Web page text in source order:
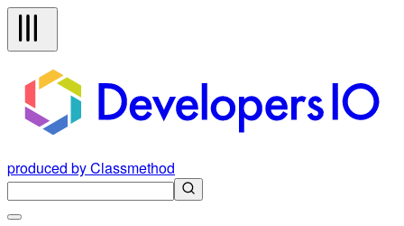
produced by Classmethod